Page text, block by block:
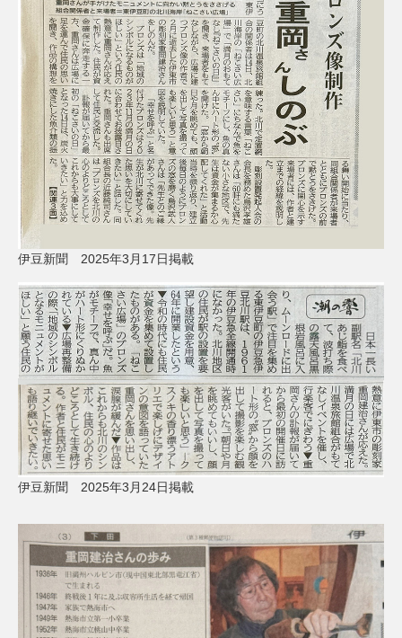
伊豆新聞 2025年3月17日掲載
伊豆新聞 2025年3月24日掲載